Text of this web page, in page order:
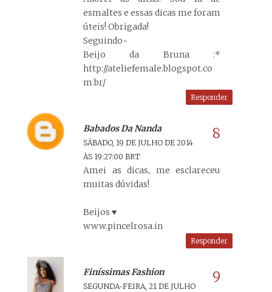
esmaltes e essas dicas me foram
úteis! Obrigada!
Seguindo~
Beijo da Bruna :*
http://ateliefemale.blogspot.co
m.br/
Responder
Babados Da Nanda
SÁBADO, 19 DE JULHO DE 2014
ÀS 19:27:00 BRT
Amei as dicas, me esclareceu
muitas dúvidas!
Beijos ♥
www.pincelrosa.in
Responder
Finíssimas Fashion
SEGUNDA-FEIRA, 21 DE JULHO